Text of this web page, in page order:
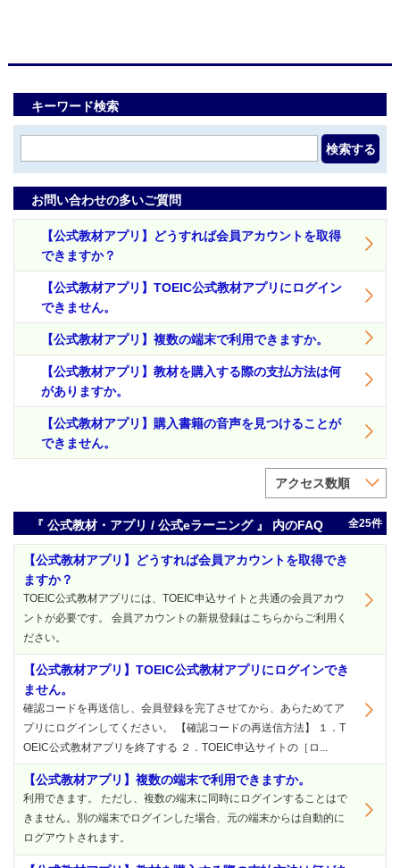
キーワード検索
検索する
お問い合わせの多いご質問
【公式教材アプリ】どうすれば会員アカウントを取得
できますか？
【公式教材アプリ】TOEIC公式教材アプリにログイン
できません。
【公式教材アプリ】複数の端末で利用できますか。
【公式教材アプリ】教材を購入する際の支払方法は何
がありますか。
【公式教材アプリ】購入書籍の音声を見つけることが
できません。
アクセス数順
『 公式教材・アプリ / 公式eラーニング 』 内のFAQ 全25件
【公式教材アプリ】どうすれば会員アカウントを取得でき
ますか？
TOEIC公式教材アプリには、TOEIC申込サイトと共通の会員アカウ
ントが必要です。 会員アカウントの新規登録はこちらからご利用く
ださい。
【公式教材アプリ】TOEIC公式教材アプリにログインでき
ません。
確認コードを再送信し、会員登録を完了させてから、あらためてア
プリにログインしてください。 【確認コードの再送信方法】 １．T
OEIC公式教材アプリを終了する ２．TOEIC申込サイトの［ロ...
【公式教材アプリ】複数の端末で利用できますか。
利用できます。 ただし、複数の端末に同時にログインすることはで
きません。別の端末でログインした場合、元の端末からは自動的に
ログアウトされます。